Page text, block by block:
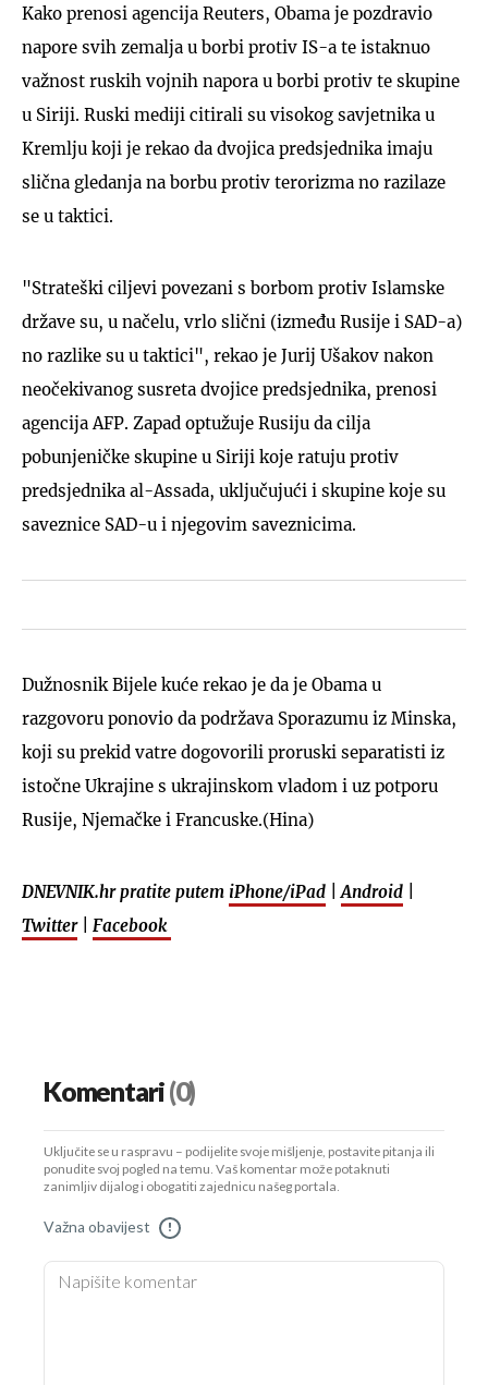
Kako prenosi agencija Reuters, Obama je pozdravio
napore svih zemalja u borbi protiv IS-a te istaknuo
važnost ruskih vojnih napora u borbi protiv te skupine
u Siriji. Ruski mediji citirali su visokog savjetnika u
Kremlju koji je rekao da dvojica predsjednika imaju
slična gledanja na borbu protiv terorizma no razilaze
se u taktici.
"Strateški ciljevi povezani s borbom protiv Islamske
države su, u načelu, vrlo slični (između Rusije i SAD-a)
no razlike su u taktici", rekao je Jurij Ušakov nakon
neočekivanog susreta dvojice predsjednika, prenosi
agencija AFP. Zapad optužuje Rusiju da cilja
pobunjeničke skupine u Siriji koje ratuju protiv
predsjednika al-Assada, uključujući i skupine koje su
saveznice SAD-u i njegovim saveznicima.
Dužnosnik Bijele kuće rekao je da je Obama u
razgovoru ponovio da podržava Sporazumu iz Minska,
koji su prekid vatre dogovorili proruski separatisti iz
istočne Ukrajine s ukrajinskom vladom i uz potporu
Rusije, Njemačke i Francuske.(Hina)
DNEVNIK.hr pratite putem iPhone/iPad Android
Twitter| Facebook
Komentari(0)
Uključite se u raspravu – podijelite svoje mišljenje, postavite pitanja ili
ponudite svoj pogled na temu. Vaš komentar može potaknuti
zanimljiv dijalog i obogatiti zajednicu našeg portala.
Važna obavijest !